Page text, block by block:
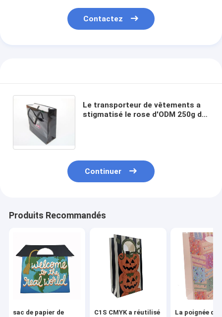
Contactez
Le transporteur de vêtements a
stigmatisé le rose d'ODM 250g de
Continuer
Produits Recommandés
sac de papier de
C1S CMYK a réutilisé
La poignée de